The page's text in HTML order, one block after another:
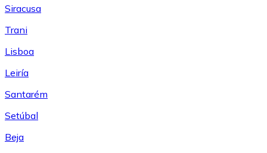
Siracusa
Trani
Lisboa
Leiría
Santarém
Setúbal
Beja